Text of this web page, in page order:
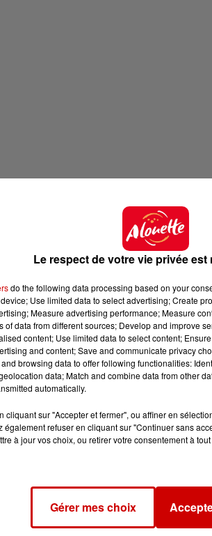
Le respect de votre vie privée
do the following data processing based on your
Use limited data to select advertising; Create
Measure advertising performance; Measure
of data from different sources; Develop and improve
content; Use limited data to select content;
and content; Save and communicate privacy
browsing data to offer following functionalities:
data; Match and combine data from other
automatically.
cliquant sur "Accepter et fermer", ou affiner en
également refuser en cliquant sur "Continuer sans
à jour vos choix, ou retirer votre consentement à
Gérer mes choix